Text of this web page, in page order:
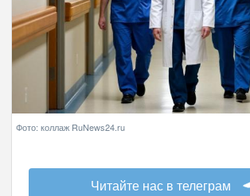
Фото: коллаж RuNews24.ru
Читайте нас в телеграм